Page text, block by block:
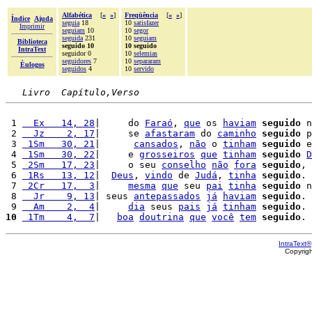
Índice
Ajuda
Imprimir
Biblioteca
IntraText
Èulogos
Alfabética [« »]
seguia 18
seguiam 10
seguida 231
seguido 10
seguidor 0
seguidores 7
seguidos 4
Freqüência [« »]
10 satisfazer
10 segor
10 seguiam
10 seguido
10 selemias
10 separaram
10 servido
Livro  Capítulo,Verso
1
  Ex   14, 28
|     do Faraó , que os haviam seguido
2
  Jz    2, 17
|     se afastaram do caminho seguido
3
1Sm   30, 21 cansados , não o tinham seguido
4
1Sm   30, 22 |     e grosseiros que tinham seguido
5
2Sm   17, 23 |     o seu conselho não fora seguido ,
6
1Rs   13, 12 Deus , vindo de Judá , tinha seguido .
7
2Cr   17,  3 mesma que seu pai tinha seguido
8
  Jr    9, 13
| seus antepassados já haviam seguido .
9
  Am    2,  4
dia seus pais já tinham seguido
10
1Tm    4,  7 boa doutrina que você tem seguido
IntraText®